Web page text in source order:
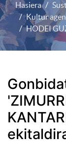
Hasiera
Kultur
HODEI